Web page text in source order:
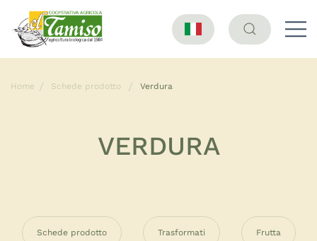
Home Schede prodotto Verdura
VERDURA
Schede prodotto Trasformati Frutta